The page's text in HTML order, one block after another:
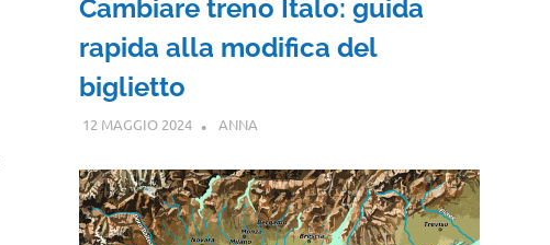
Cambiare treno Italo: guida
rapida alla modifica del
biglietto
12 MAGGIO 2024 ANNA